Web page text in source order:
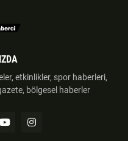
etkinlikler, spor haberleri,
bölgesel haberler